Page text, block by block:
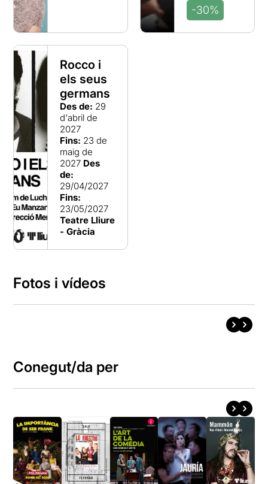
-30%
Rocco i
els seus
germans
Des de: 29
d'abril de
2027
Fins: 23 de
maig de
2027 Des
de:
29/04/2027
Fins:
23/05/2027
Teatre Lliure
- Gràcia
Fotos i vídeos
Conegut/da per